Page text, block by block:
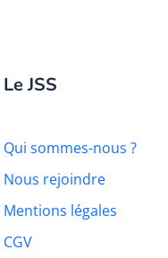
Le JSS
Qui sommes-nous ?
Nous rejoindre
Mentions légales
CGV